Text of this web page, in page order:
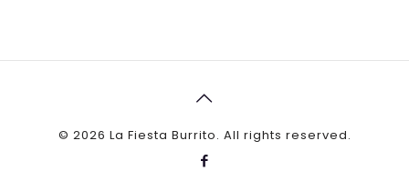
© 2026 La Fiesta Burrito. All rights reserved.